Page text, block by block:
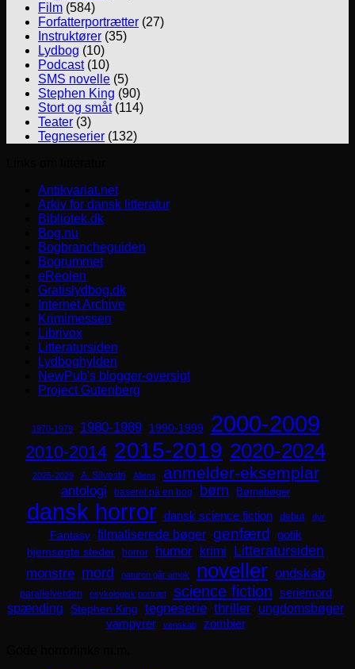
Film (584)
Forfatterportrætter (27)
Instruktører (35)
Lydbog (10)
Podcast(10)
SMS novelle (5)
Stephen King (90)
Stort og småt(114)
Teater (3)
Tegneserier (132)
Antikvariat.net
Arkiv for dansk litteratur
Bibliotek.dk
Bog.nu
Bogbrancheguiden
Bogrummet
eReolen
Gratislydbog.dk
Internet Archive
Krimimessen
Librivox
Litteratursiden
Lydboghylden
NewPub's blogger-oversigt
Project Gutenberg
1970-1979 1980-1989 1990-1999 2000-2009
2010-2014 2015-2019 2020-2024
2025-2029 A. Silvestri Aliens anmelder-eksemplar
antologi baseret på en bog børn Børnebøger
dansk horror dansk science fiction debut dyr
Fantasy filmatiserede bøger genfærd
gotik
hjemsøgte steder
horror humor krimi Litteratursiden
monstre mord naturen går amok noveller ondskab
parallelverden psykologisk portræt science fiction seriemord
spænding Stephen King tegneserie thriller ungdomsbøger
vampyrer venskab
zombier